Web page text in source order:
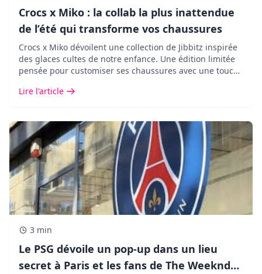
Crocs x Miko : la collab la plus inattendue
de l’été qui transforme vos chaussures
Crocs x Miko dévoilent une collection de Jibbitz inspirée
des glaces cultes de notre enfance. Une édition limitée
pensée pour customiser ses chaussures avec une touche
Lire l'article
3 min
Le PSG dévoile un pop-up dans un lieu
secret à Paris et les fans de The Weeknd